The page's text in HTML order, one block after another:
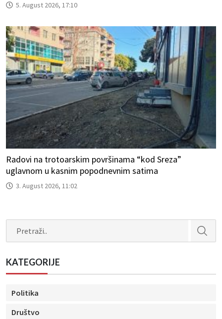
5. August 2026, 17:10
Radovi na trotoarskim površinama “kod Sreza”
uglavnom u kasnim popodnevnim satima
3. August 2026, 11:02
KATEGORIJE
Politika
Društvo